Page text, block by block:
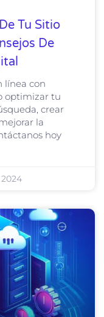
Tu Sitio
De
línea con
optimizar tu
crear
la
hoy